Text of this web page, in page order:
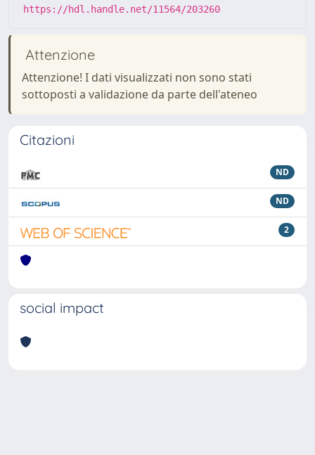
https://hdl.handle.net/11564/203260
Attenzione
Attenzione! I dati visualizzati non sono stati
sottoposti a validazione da parte dell'ateneo
Citazioni
ND
ND
2
social impact